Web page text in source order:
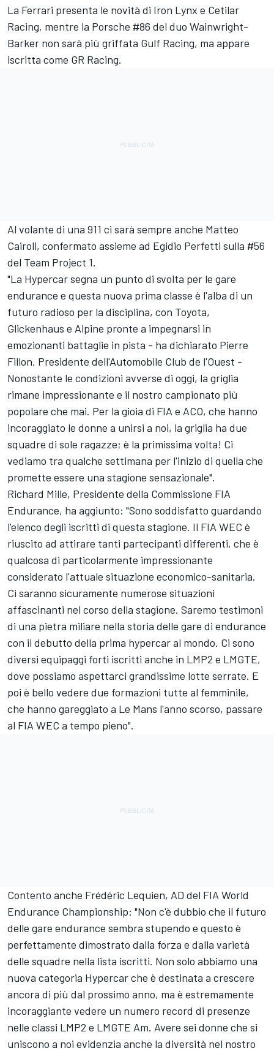
La Ferrari presenta le novità di Iron Lynx e Cetilar
Racing, mentre la Porsche #86 del duo Wainwright-
Barker non sarà più griffata Gulf Racing, ma appare
iscritta come GR Racing.
Al volante di una 911 ci sarà sempre anche Matteo
Cairoli, confermato assieme ad Egidio Perfetti sulla #56
del Team Project 1.
"La Hypercar segna un punto di svolta per le gare
endurance e questa nuova prima classe è l'alba di un
futuro radioso per la disciplina, con Toyota,
Glickenhaus e Alpine pronte a impegnarsi in
emozionanti battaglie in pista - ha dichiarato Pierre
Fillon, Presidente dell'Automobile Club de l'Ouest -
Nonostante le condizioni avverse di oggi, la griglia
rimane impressionante e il nostro campionato più
popolare che mai. Per la gioia di FIA e ACO, che hanno
incoraggiato le donne a unirsi a noi, la griglia ha due
squadre di sole ragazze; è la primissima volta! Ci
vediamo tra qualche settimana per l'inizio di quella che
promette essere una stagione sensazionale".
Richard Mille, Presidente della Commissione FIA
Endurance, ha aggiunto: "Sono soddisfatto guardando
l'elenco degli iscritti di questa stagione. Il FIA WEC è
riuscito ad attirare tanti partecipanti differenti, che è
qualcosa di particolarmente impressionante
considerato l'attuale situazione economico-sanitaria.
Ci saranno sicuramente numerose situazioni
affascinanti nel corso della stagione. Saremo testimoni
di una pietra miliare nella storia delle gare di endurance
con il debutto della prima hypercar al mondo. Ci sono
diversi equipaggi forti iscritti anche in LMP2 e LMGTE,
dove possiamo aspettarci grandissime lotte serrate. E
poi è bello vedere due formazioni tutte al femminile,
che hanno gareggiato a Le Mans l'anno scorso, passare
al FIA WEC a tempo pieno".
Contento anche Frédéric Lequien, AD del FIA World
Endurance Championship: "Non c'è dubbio che il futuro
delle gare endurance sembra stupendo e questo è
perfettamente dimostrato dalla forza e dalla varietà
delle squadre nella lista iscritti. Non solo abbiamo una
nuova categoria Hypercar che è destinata a crescere
ancora di più dal prossimo anno, ma è estremamente
incoraggiante vedere un numero record di presenze
nelle classi LMP2 e LMGTE Am. Avere sei donne che si
uniscono a noi evidenzia anche la diversità nel nostro